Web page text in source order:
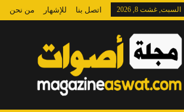
السبت, غشت 8, 2026 اتصل بنا للإشهار من نحن